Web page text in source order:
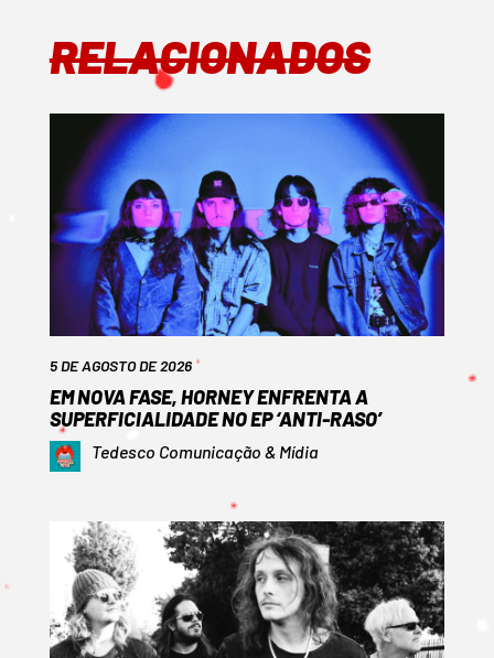
RELACIONADOS
5 DE AGOSTO DE 2026
EM NOVA FASE, HORNEY ENFRENTA A
SUPERFICIALIDADE NO EP ‘ANTI-RASO’
Tedesco Comunicação & Mídia